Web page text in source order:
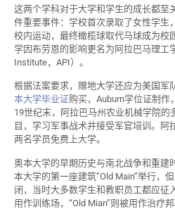
这两个学科对于大学和学生的成长都至
件重要事件：学校首次录取了女性学生
校内运动，最终橄榄球取代马球成为校
学因布劳恩的影响更名为阿拉巴马理工
Institute，API）。
根据法案要求，赠地大学还应为美国军
本大学毕业证购买，Auburn学位证制作
19世纪末，阿拉巴马州农业机械学院的
目，学习军事战术并接受军官培训。阿
两名学员免费上大学。
奥本大学的早期历史与南北战争和重建
本大学的第一座建筑“Old Main”举行，
闭，当时大多数学生和教职员工都应征
用作训练场，“Old Mian”则被用作治疗